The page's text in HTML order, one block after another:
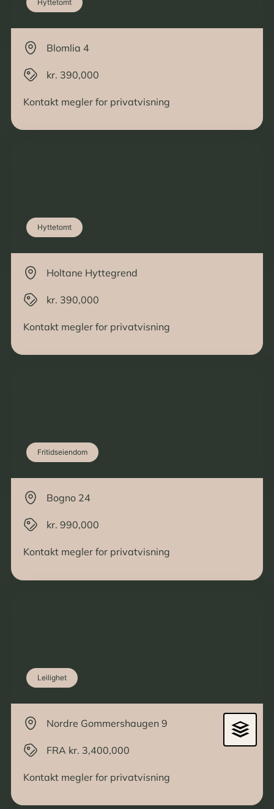
Hyttetomt
Blomlia 4
kr. 390,000
Kontakt megler for privatvisning
Hyttetomt
Holtane Hyttegrend
kr. 390,000
Kontakt megler for privatvisning
Fritidseiendom
Bogno 24
kr. 990,000
Kontakt megler for privatvisning
Leilighet
Nordre Gommershaugen 9
FRA kr. 3,400,000
Kontakt megler for privatvisning